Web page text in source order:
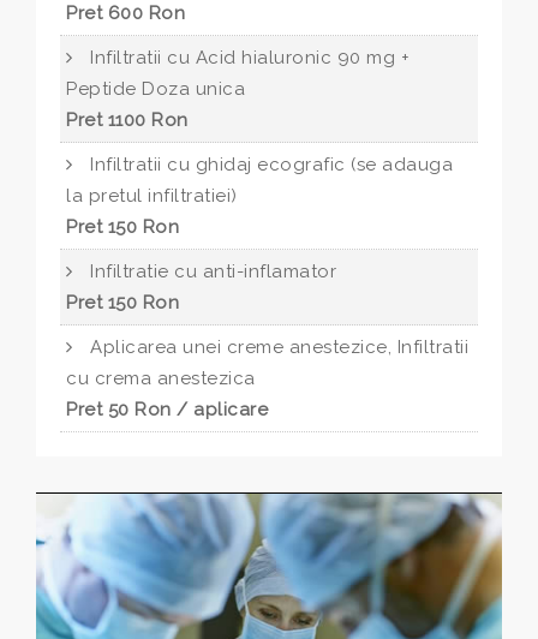
Pret 600 Ron
Infiltratii cu Acid hialuronic 90 mg +
Peptide Doza unica
Pret 1100 Ron
Infiltratii cu ghidaj ecografic (se adauga
la pretul infiltratiei)
Pret 150 Ron
Infiltratie cu anti-inflamator
Pret 150 Ron
Aplicarea unei creme anestezice, Infiltratii
cu crema anestezica
Pret 50 Ron / aplicare